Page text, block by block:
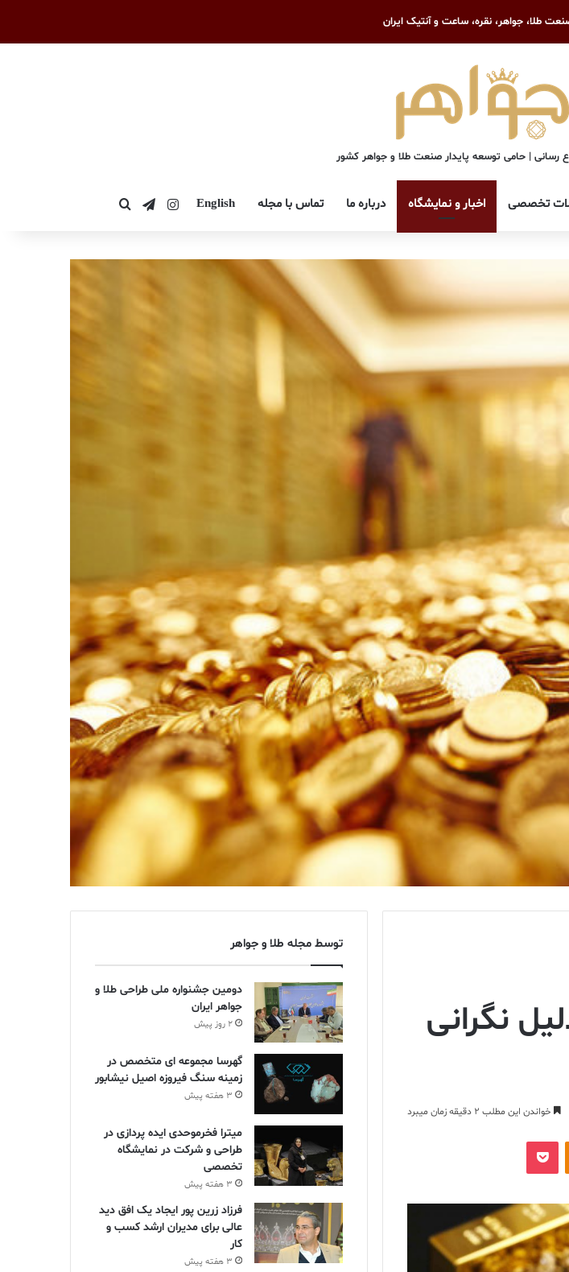
طلا، جواهر، نقره، ساعت و آنتیک ایران
رسانی | حامی توسعه پایدار صنعت طلا و جواهر کشور
تخصصی اخبار و نمایشگاه درباره ما تماس با مجله English اینستاگرام
تلگرامجستجو برای
نگرانی
خواندن این مطلب 2 دقیقه زمان میبرد
‫Odnoklassniki
پاکت
توسط مجله طلا و جواهر
دومین جشنواره ملی طراحی طلا و
جواهر ایران
2 روز پیش
گهرسا مجموعه ای متخصص در
زمینه سنگ فیروزه اصیل نیشابور
3 هفته پیش
میترا فخرموحدی ایده پردازی در
طراحی و شرکت در نمایشگاه
تخصصی
3 هفته پیش
فرزاد زرین پور ایجاد یک افق دید
عالی برای مدیران ارشد کسب و
کار
3 هفته پیش